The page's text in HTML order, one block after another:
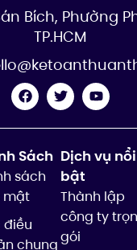
Bích, Phường
TP.HCM
Sách
sách
mật
điều
chung
Dịch vụ nổi
bật
Thành lập
công ty trọn
gói